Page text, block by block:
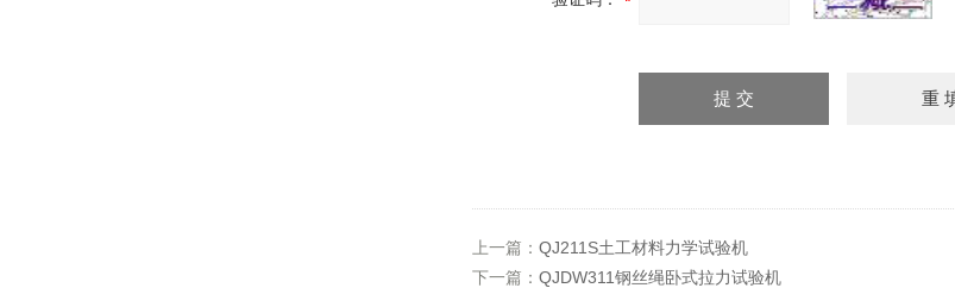
上一篇： QJ211S土工材料力学试验机
下一篇： QJDW311钢丝绳卧式拉力试验机